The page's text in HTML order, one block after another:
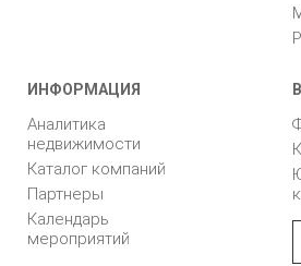
ИНФОРМАЦИЯ
Аналитика
недвижимости
Каталог компаний
Партнеры
Календарь
мероприятий